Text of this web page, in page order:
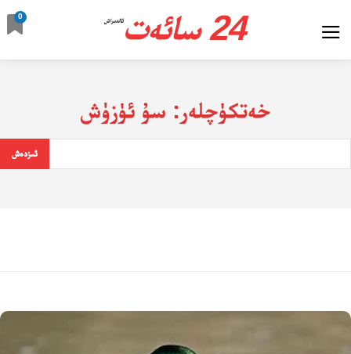
24 سائەت ئالدىراش
0
خەتكۈچلەر: سۇ ئۈزۈش
ئىزدەش